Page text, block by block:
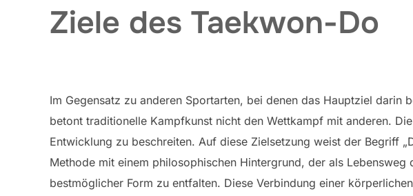
Ziele des Taekwon-Do
Im Gegensatz zu anderen Sportarten, bei denen das Hauptziel darin
betont traditionelle Kampfkunst nicht den Wettkampf mit anderen.
Entwicklung zu beschreiten. Auf diese Zielsetzung weist der Begriff
Methode mit einem philosophischen Hintergrund, der als
bestmöglicher Form zu entfalten. Diese Verbindung einer